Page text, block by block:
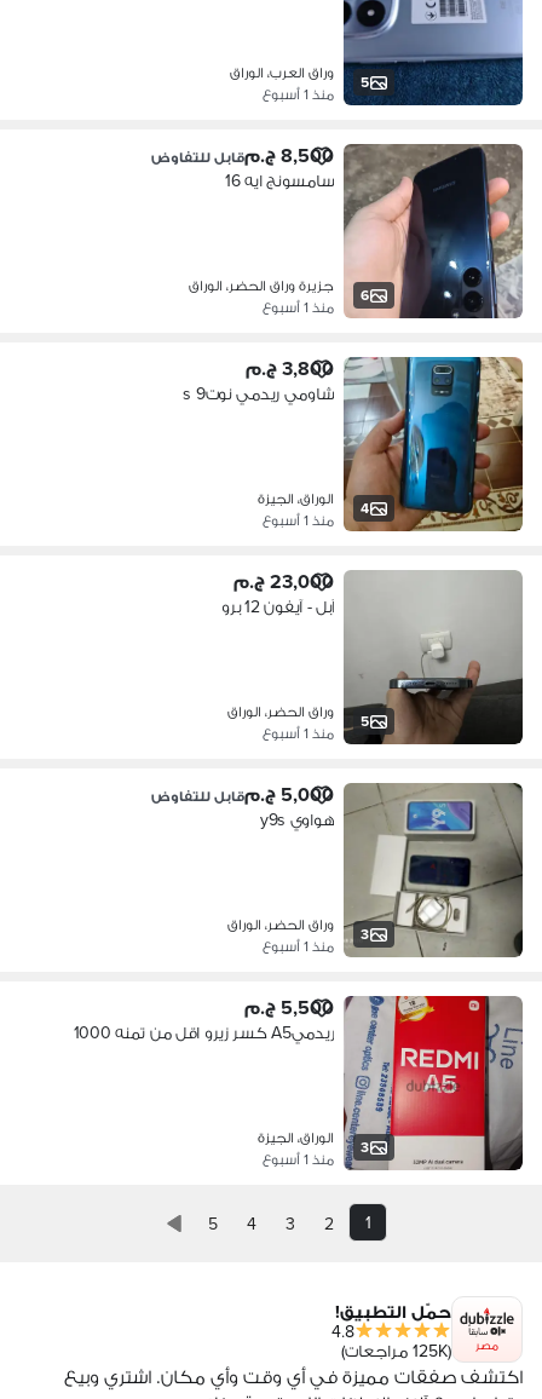
5
وراق العرب، الوراق
منذ 1 أسبوع
6
8,500 ج.م قابل للتفاوض
سامسونج ايه 16
جزيرة وراق الحضر، الوراق
منذ 1 أسبوع
4
3,800 ج.م
شاومي ريدمي نوت9 s
الوراق، الجيزة
منذ 1 أسبوع
5
23,000 ج.م
آبل - آيفون 12 برو
وراق الحضر، الوراق
منذ 1 أسبوع
3
5,000 ج.م قابل للتفاوض
هواوي y9s
وراق الحضر، الوراق
منذ 1 أسبوع
3
5,500 ج.م
ريدميA5 كسر زيرو اقل من تمنه 1000
الوراق، الجيزة
منذ 1 أسبوع
1
2
3
4
5
مصر
حمّل التطبيق!
4.8
(125K مراجعات)
اكتشف صفقات مميزة في أي وقت وأي مكان. اشتري وبيع